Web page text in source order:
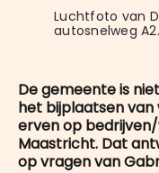
Luchtfoto van
autosnelweg A2.
De gemeente is
het bijplaatsen
erven op
Maastricht. Dat
op vragen van